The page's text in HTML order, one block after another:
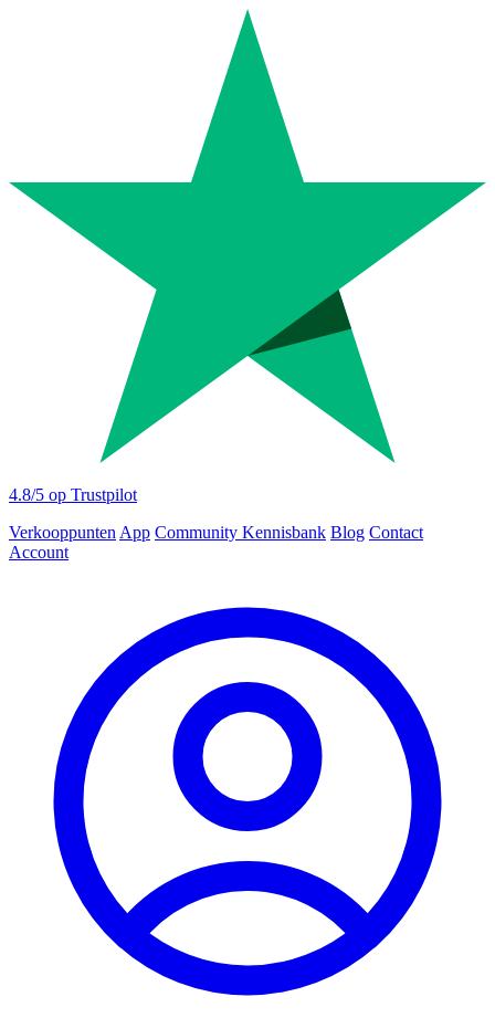
4.8/5 op Trustpilot
Verkooppunten App Community Kennisbank Blog Contact
Account